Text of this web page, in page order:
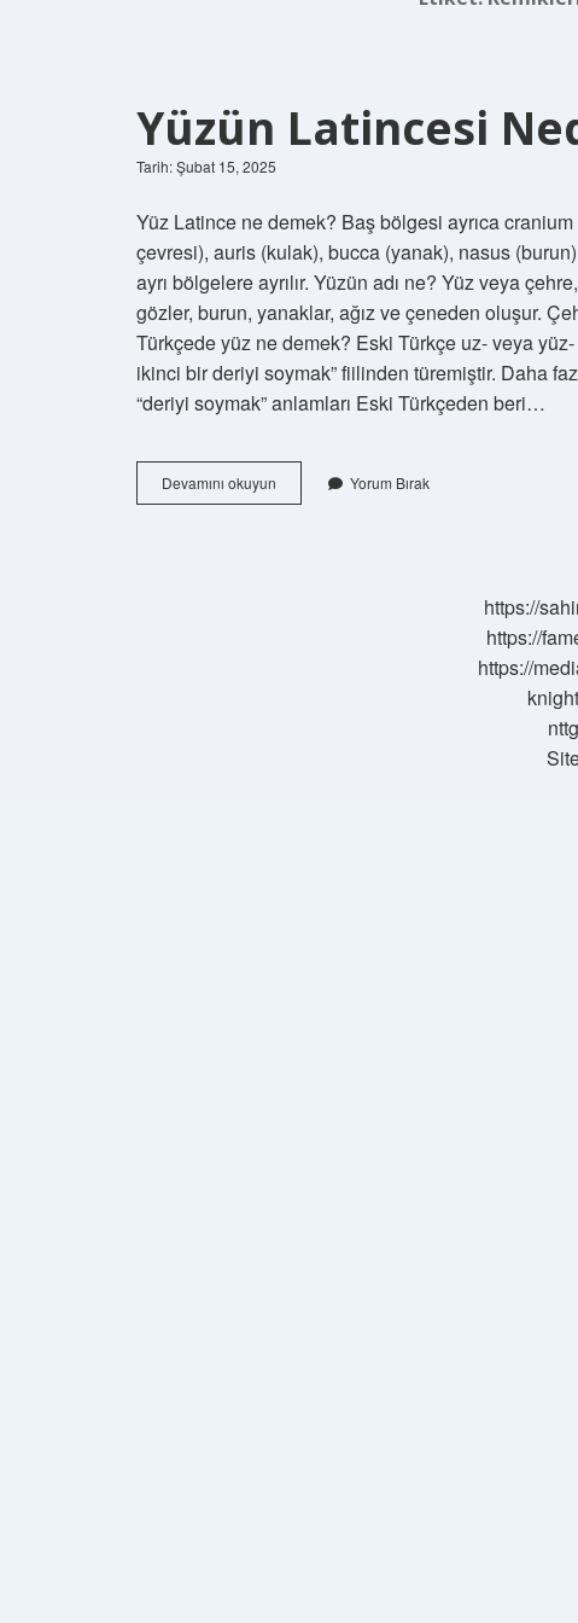
Yüzün Latincesi
Tarih: Şubat 15, 2025
Yüz Latince ne demek? Baş bölgesi ayrıca
çevresi), auris (kulak), bucca (yanak), nasus
ayrı bölgelere ayrılır. Yüzün adı ne? Yüz veya
gözler, burun, yanaklar, ağız ve çeneden oluşur.
Türkçede yüz ne demek? Eski Türkçe uz- veya
ikinci bir deriyi soymak” fiilinden türemiştir. Daha
“deriyi soymak” anlamları Eski Türkçeden beri…
Devamını okuyun
Latincesi
Yorum Bırak
https://
https://
https://